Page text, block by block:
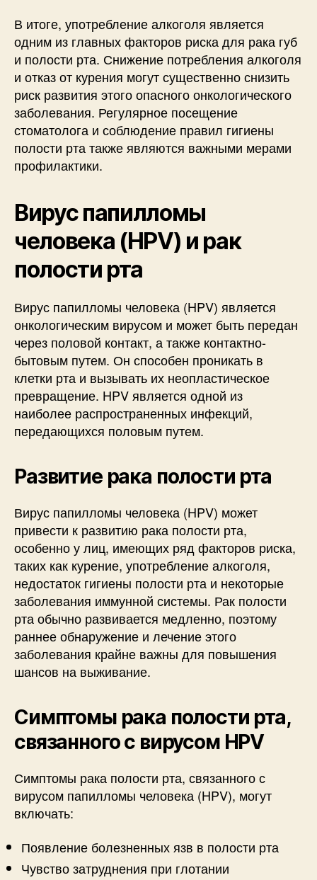
В итоге, употребление алкоголя является
одним из главных факторов риска для рака губ
и полости рта. Снижение потребления алкоголя
и отказ от курения могут существенно снизить
риск развития этого опасного онкологического
заболевания. Регулярное посещение
стоматолога и соблюдение правил гигиены
полости рта также являются важными мерами
профилактики.
Вирус папилломы
человека (HPV) и рак
полости рта
Вирус папилломы человека (HPV) является
онкологическим вирусом и может быть передан
через половой контакт, а также контактно-
бытовым путем. Он способен проникать в
клетки рта и вызывать их неопластическое
превращение. HPV является одной из
наиболее распространенных инфекций,
передающихся половым путем.
Развитие рака полости рта
Вирус папилломы человека (HPV) может
привести к развитию рака полости рта,
особенно у лиц, имеющих ряд факторов риска,
таких как курение, употребление алкоголя,
недостаток гигиены полости рта и некоторые
заболевания иммунной системы. Рак полости
рта обычно развивается медленно, поэтому
раннее обнаружение и лечение этого
заболевания крайне важны для повышения
шансов на выживание.
Симптомы рака полости рта,
связанного с вирусом HPV
Симптомы рака полости рта, связанного с
вирусом папилломы человека (HPV), могут
включать:
Появление болезненных язв в полости рта
Чувство затруднения при глотании